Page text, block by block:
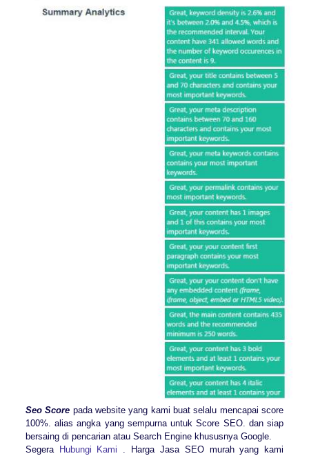
Seo Score pada website yang kami buat selalu mencapai score
100%. alias angka yang sempurna untuk Score SEO. dan siap
bersaing di pencarian atau Search Engine khususnya Google.
Segera Hubungi Kami . Harga Jasa SEO murah yang kami